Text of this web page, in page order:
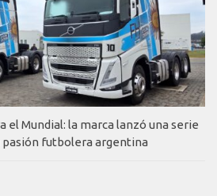
el Mundial: la marca lanzó una serie
pasión futbolera argentina